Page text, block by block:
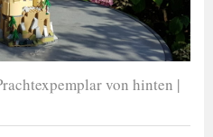
von hinten |